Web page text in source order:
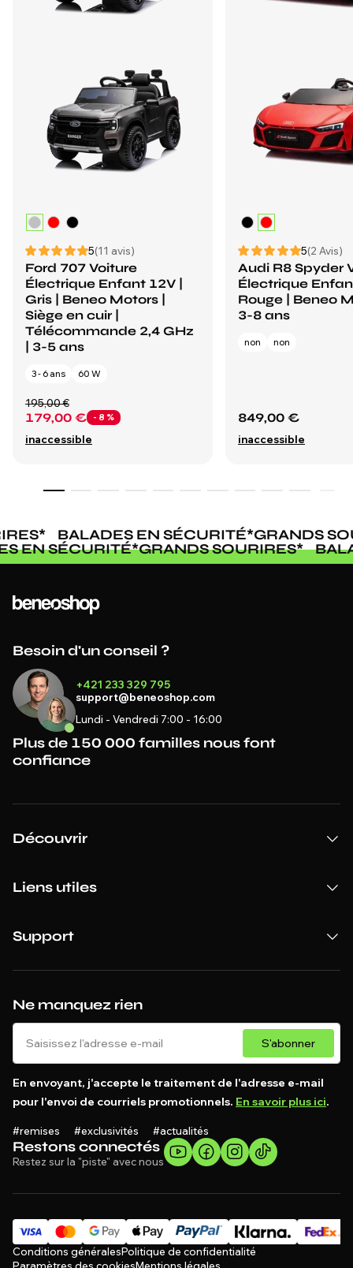
5(11 avis)
Ford 707 Voiture
Électrique Enfant 12V |
Gris | Beneo Motors |
Siège en cuir |
Télécommande 2,4 GHz
| 3-5 ans
3 - 6 ans 60 W
179,00 € - 8 %
195,00 €
inaccessible
5(2 Avis)
Audi R8 Spyder
Électrique
Rouge | Beneo
3-8 ans
non non
849,00 €
inaccessible
* BALADES EN SÉCURITÉ*GRANDS
EN SÉCURITÉ*GRANDS SOURIRES*
Restons connectés
Restez sur la "piste" avec nous
Ne manquez rien
S'abonner
En envoyant, j'accepte le traitement de l'adresse e-mail
pour l'envoi de courriels promotionnels. En savoir plus ici.
#remises #exclusivités #actualités
Besoin d'un conseil ?
+421 233 329 795
support@beneoshop.com
Lundi - Vendredi 7:00 - 16:00
Plus de 150 000 familles nous font
confiance
Découvrir
Liens utiles
Support
Conditions généralesPolitique de confidentialité